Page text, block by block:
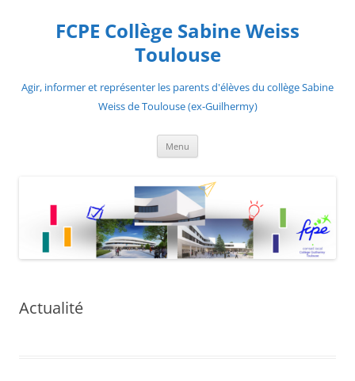
contenuFCPE Collège Sabine Weiss
Toulouse
Agir, informer et représenter les parents d'élèves du collège Sabine
Weiss de Toulouse (ex-Guilhermy)
Menu
Actualité